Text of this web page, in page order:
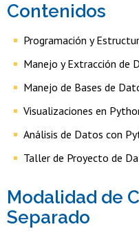
Contenidos
Programación y
Manejo y Extracción de
Manejo de Bases de
Visualizaciones en
Análisis de Datos con
Taller de Proyecto de
Modalidad de
Separado